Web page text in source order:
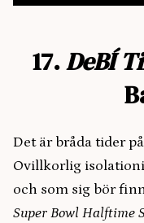
17.DeBÍ
Det är bråda tider
Ovillkorlig
och som sig bör
Super Bowl Halftime